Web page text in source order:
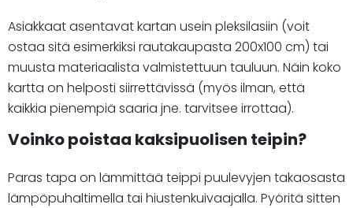
Asiakkaat asentavat kartan usein pleksilasiin (voit
ostaa sitä esimerkiksi rautakaupasta 200x100 cm) tai
muusta materiaalista valmistettuun tauluun. Näin koko
kartta on helposti siirrettävissä (myös ilman, että
kaikkia pienempiä saaria jne. tarvitsee irrottaa).
Voinko poistaa kaksipuolisen teipin?
Paras tapa on lämmittää teippi puulevyjen takaosasta
lämpöpuhaltimella tai hiustenkuivaajalla. Pyöritä sitten